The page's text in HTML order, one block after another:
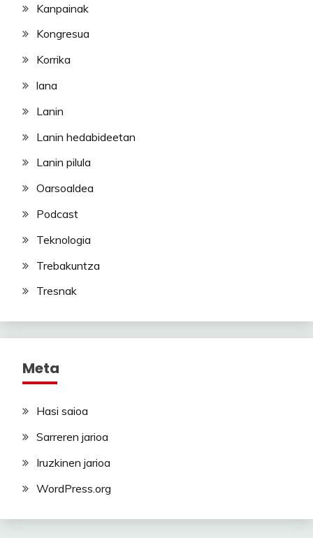
Kanpainak
Kongresua
Korrika
lana
Lanin
Lanin hedabideetan
Lanin pilula
Oarsoaldea
Podcast
Teknologia
Trebakuntza
Tresnak
Meta
Hasi saioa
Sarreren jarioa
Iruzkinen jarioa
WordPress.org